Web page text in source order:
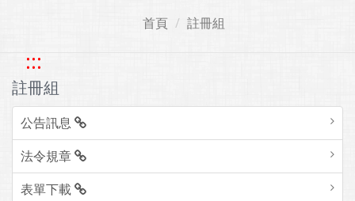
首頁 註冊組
:::
註冊組
公告訊息
法令規章
表單下載